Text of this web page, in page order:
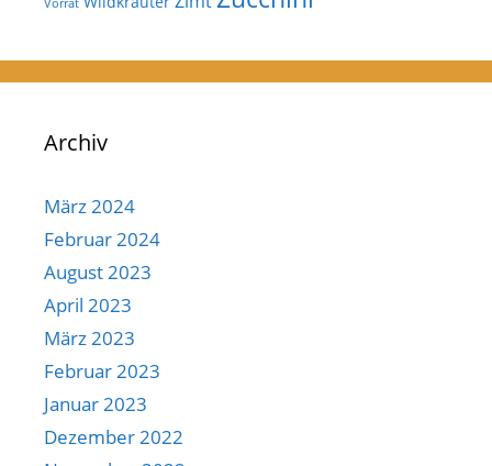
Vorrat
Archiv
März 2024
Februar 2024
August 2023
April 2023
März 2023
Februar 2023
Januar 2023
Dezember 2022